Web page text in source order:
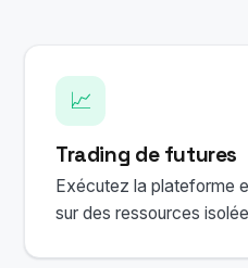
📈
Trading de futures
Exécutez la plateforme
sur des ressources